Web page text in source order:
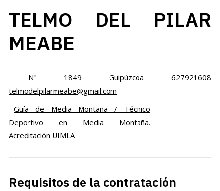
TELMO DEL PILAR
MEABE
Nº 1849 Guipúzcoa
627921608
telmodelpilarmeabe@gmail.com
Guía de Media Montaña / Técnico
Deportivo en Media Montaña.
Acreditación UIMLA
Requisitos de la contratación